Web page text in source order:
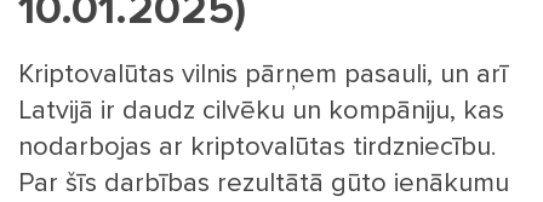
Kriptovalūtas vilnis pārņem pasauli, un arī
Latvijā ir daudz cilvēku un kompāniju, kas
nodarbojas ar kriptovalūtas tirdzniecību.
Par šīs darbības rezultātā gūto ienākumu